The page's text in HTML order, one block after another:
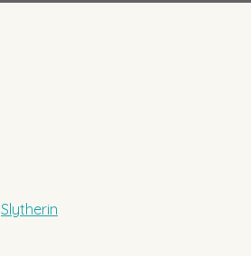
Slytherin